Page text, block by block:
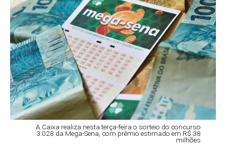
A Caixa realiza nesta terça-feira o sorteio do concurso
3.028 da Mega-Sena, com prêmio estimado em R$ 38
milhões